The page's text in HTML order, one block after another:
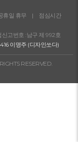
휴일 휴무 | 점심시간
고번호 :남구 제 992호
이명주 (디자인쏘다)
RESERVED.